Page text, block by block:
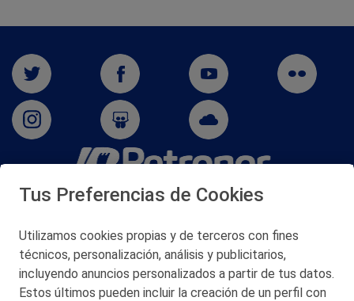
San Martín 5-Edificio Muñatones,
© 2026 Petronor S.A.
Tus Preferencias de Cookies
Utilizamos cookies propias y de terceros con fines
técnicos, personalización, análisis y publicitarios,
incluyendo anuncios personalizados a partir de tus datos.
Estos últimos pueden incluir la creación de un perfil con